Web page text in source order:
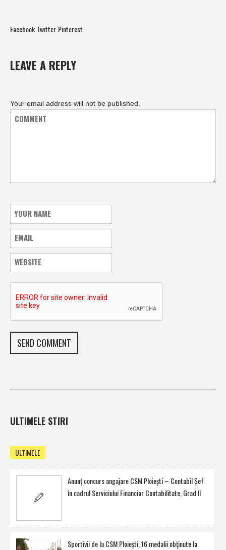
Facebook Twitter Pinterest
LEAVE A REPLY
Your email address will not be published.
ULTIMELE STIRI
ULTIMELE
Anunţ concurs angajare CSM Ploieşti – Contabil Şef
în cadrul Serviciului Financiar Contabilitate, Grad II
Sportivii de la CSM Ploieşti, 16 medalii obţinute la